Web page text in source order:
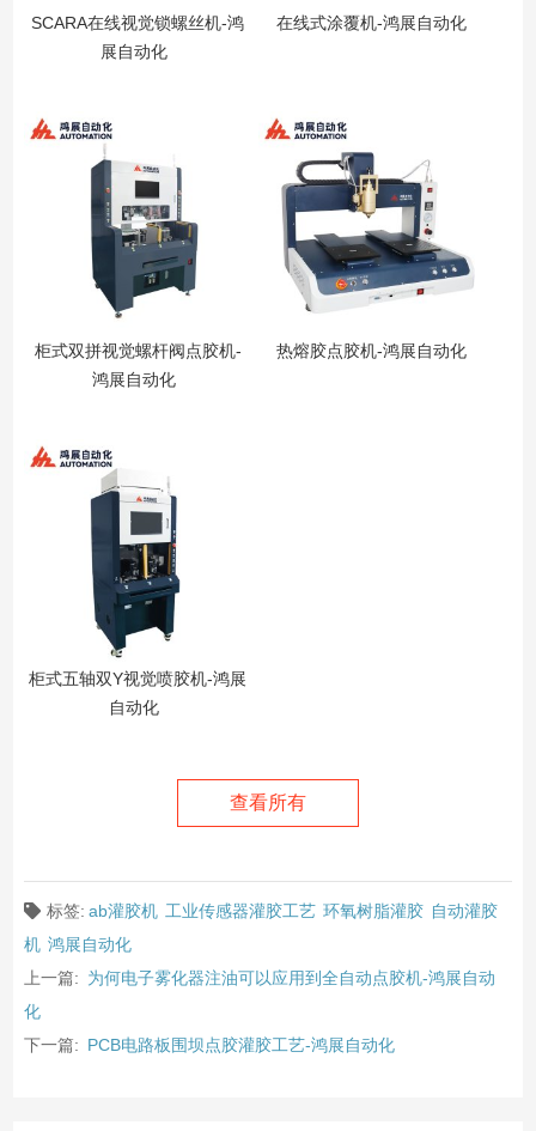
SCARA在线视觉锁螺丝机-鸿
展自动化
在线式涂覆机-鸿展自动化
柜式双拼视觉螺杆阀点胶机-
鸿展自动化
热熔胶点胶机-鸿展自动化
柜式五轴双Y视觉喷胶机-鸿展
自动化
查看所有
标签: ab灌胶机 工业传感器灌胶工艺 环氧树脂灌胶 自动灌胶
机 鸿展自动化
上一篇: 为何电子雾化器注油可以应用到全自动点胶机-鸿展自动
化
下一篇: PCB电路板围坝点胶灌胶工艺-鸿展自动化